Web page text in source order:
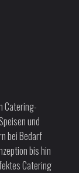
Catering-
und
bei Bedarf
bis hin
Catering